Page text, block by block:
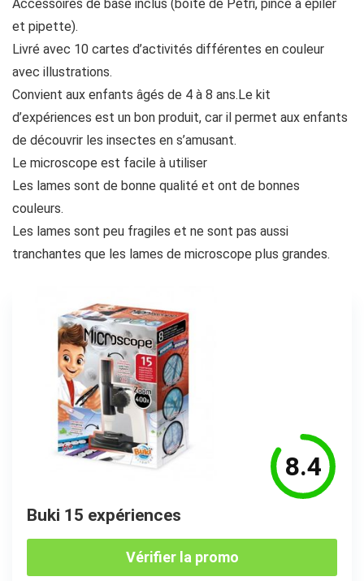
Accessoires de base inclus (boîte de Pétri, pince à épiler
et pipette).
Livré avec 10 cartes d’activités différentes en couleur
avec illustrations.
Convient aux enfants âgés de 4 à 8 ans.Le kit
d’expériences est un bon produit, car il permet aux enfants
de découvrir les insectes en s’amusant.
Le microscope est facile à utiliser
Les lames sont de bonne qualité et ont de bonnes
couleurs.
Les lames sont peu fragiles et ne sont pas aussi
tranchantes que les lames de microscope plus grandes.
8.4
Buki 15 expériences
Vérifier la promo